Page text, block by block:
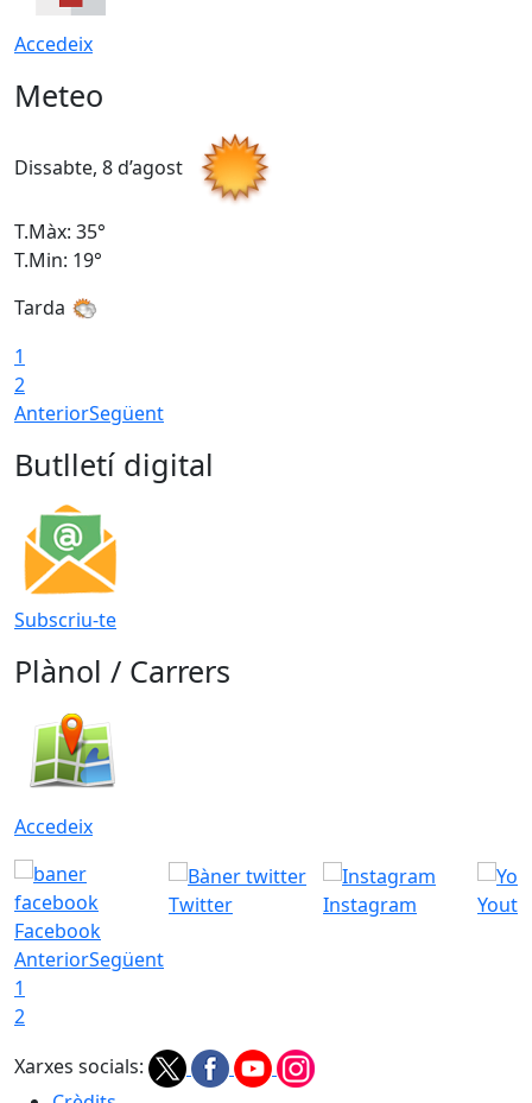
Accedeix
Meteo
Dissabte, 8 d’agost
T.Màx: 35°
T.Min: 19°
Tarda
1
2
AnteriorSegüent
Butlletí digital
Subscriu-te
Plànol / Carrers
Accedeix
Facebook
Twitter Instagram
AnteriorSegüent
1
2
Xarxes socials: